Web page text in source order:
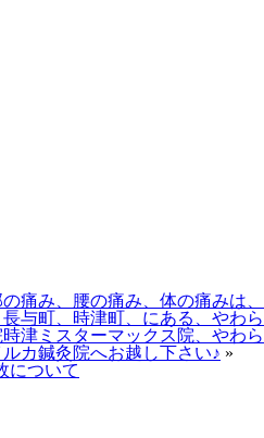
痛み、腰の痛み、体の痛みは、
与町、時津町、にある、やわら
津ミスターマックス院、やわら
カ鍼灸院へお越し下さい♪ »
について